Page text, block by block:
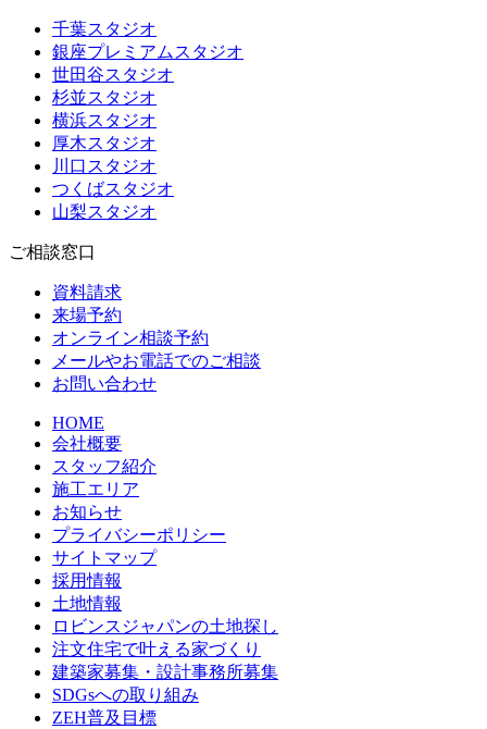
千葉スタジオ
銀座プレミアムスタジオ
世田谷スタジオ
杉並スタジオ
横浜スタジオ
厚木スタジオ
川口スタジオ
つくばスタジオ
山梨スタジオ
ご相談窓口
資料請求
来場予約
オンライン相談予約
メールやお電話でのご相談
お問い合わせ
HOME
会社概要
スタッフ紹介
施工エリア
お知らせ
プライバシーポリシー
サイトマップ
採用情報
土地情報
ロビンスジャパンの土地探し
注文住宅で叶える家づくり
建築家募集・設計事務所募集
SDGsへの取り組み
ZEH普及目標